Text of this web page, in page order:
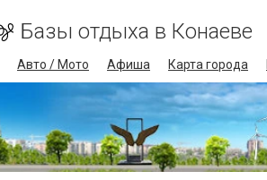
Базы отдыха в Конаеве
Авто / Мото Афиша Карта города